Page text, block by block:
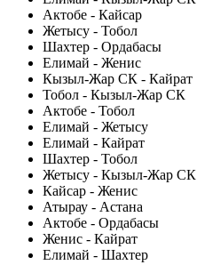
Актобе - Кайсар
Жетысу - Тобол
Шахтер - Ордабасы
Елимай - Женис
Кызыл-Жар СК - Кайрат
Тобол - Кызыл-Жар СК
Актобе - Тобол
Елимай - Жетысу
Елимай - Кайрат
Шахтер - Тобол
Жетысу - Кызыл-Жар СК
Кайсар - Женис
Атырау - Астана
Актобе - Ордабасы
Женис - Кайрат
Елимай - Шахтер